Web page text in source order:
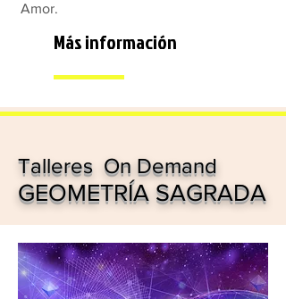
Amor.
Más información
Talleres On Demand
GEOMETRÍA SAGRADA